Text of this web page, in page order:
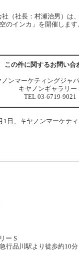
（社長：村瀬治男）は
のインカ」を開催します
この件に関するお問い合
ノンマーケティングジャ
キヤノンギャラリー
TEL 03-6719-9021
1日、キヤノンマーケテ
ー S
行品川駅より徒歩約10